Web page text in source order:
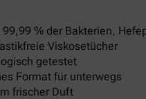
% der Bakterien,
Viskosetücher
getestet
Format für unterwegs
frischer Duft